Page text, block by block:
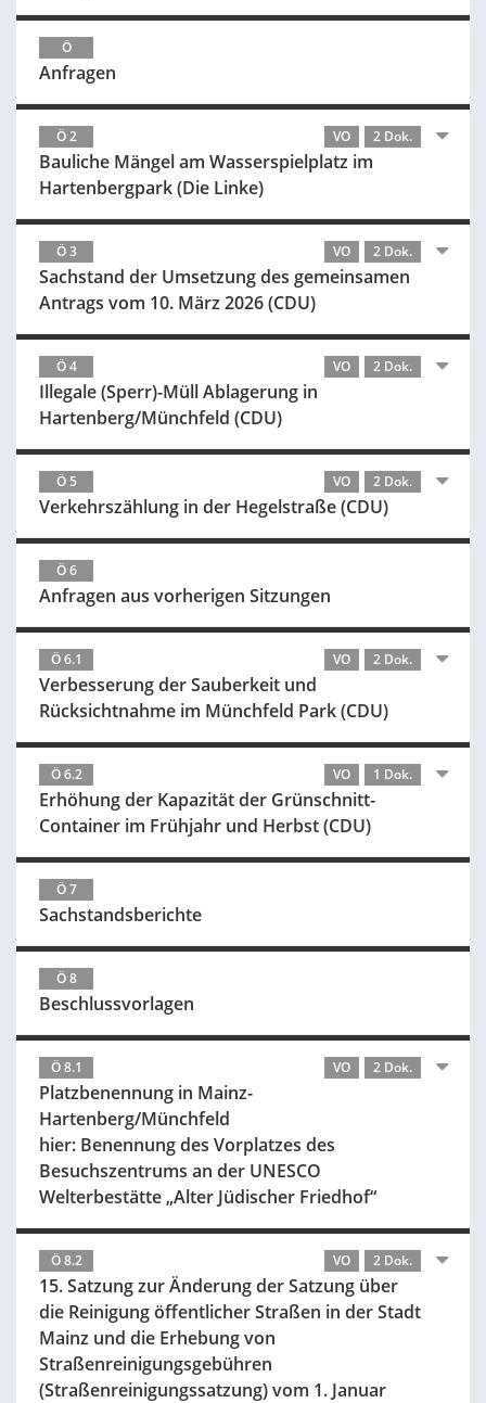
Ö
Anfragen
Ö 2 VO 2 Dok.
Bauliche Mängel am Wasserspielplatz im
Hartenbergpark (Die Linke)
Ö 3 VO 2 Dok.
Sachstand der Umsetzung des gemeinsamen
Antrags vom 10. März 2026 (CDU)
Ö 4 VO 2 Dok.
Illegale (Sperr)-Müll Ablagerung in
Hartenberg/Münchfeld (CDU)
Ö 5 VO 2 Dok.
Verkehrszählung in der Hegelstraße (CDU)
Ö 6
Anfragen aus vorherigen Sitzungen
Ö 6.1 VO 2 Dok.
Verbesserung der Sauberkeit und
Rücksichtnahme im Münchfeld Park (CDU)
Ö 6.2 VO 1 Dok.
Erhöhung der Kapazität der Grünschnitt-
Container im Frühjahr und Herbst (CDU)
Ö 7
Sachstandsberichte
Ö 8
Beschlussvorlagen
Ö 8.1 VO 2 Dok.
Platzbenennung in Mainz-
Hartenberg/Münchfeld
hier: Benennung des Vorplatzes des
Besuchszentrums an der UNESCO
Welterbestätte „Alter Jüdischer Friedhof“
Ö 8.2 VO 2 Dok.
15. Satzung zur Änderung der Satzung über
die Reinigung öffentlicher Straßen in der Stadt
Mainz und die Erhebung von
Straßenreinigungsgebühren
(Straßenreinigungssatzung) vom 1. Januar